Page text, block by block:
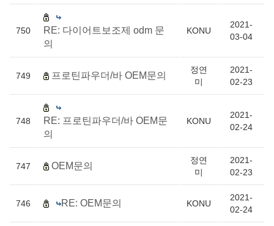
750
RE: 다이어트보조제 odm 문
의
KONU
2021-
03-04
749 프로틴파우더/바 OEM문의
정연
미
2021-
02-23
748
RE: 프로틴파우더/바 OEM문
의
KONU
2021-
02-24
747 OEM문의
정연
미
2021-
02-23
746 RE: OEM문의 KONU
2021-
02-24